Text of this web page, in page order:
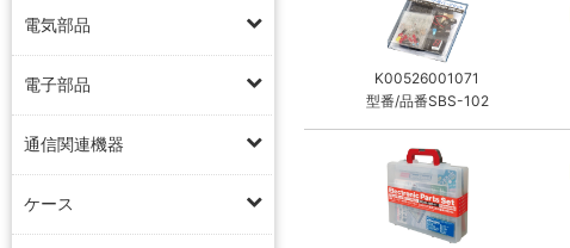
電気部品
電子部品
通信関連機器
ケース
K00526001071
型番/品番SBS-102